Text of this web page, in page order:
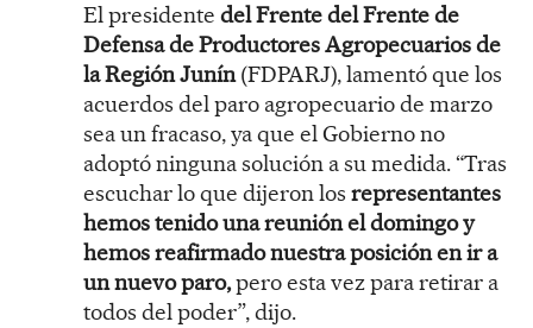
El presidente del Frente del Frente de
Defensa de Productores Agropecuarios de
la Región Junín(FDPARJ), lamentó que los
acuerdos del paro agropecuario de marzo
sea un fracaso, ya que el Gobierno no
adoptó ninguna solución a su medida. “Tras
escuchar lo que dijeron los representantes
hemos tenido una reunión el domingo y
hemos reafirmado nuestra posición en ir a
un nuevo paro,pero esta vez para retirar a
todos del poder”, dijo.